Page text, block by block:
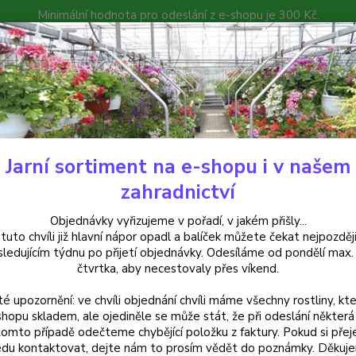
Minimální hodnota pro odeslání z e-shopu je 300 Kč.
můžete čekat nejpozději v následujícím týdnu po přijetí
Poradna Kontakty
Hledat
Bylinky a léčivky Persicaria odorata -koriandr vietnamský (Koriandr
odorata -koriandr
za kus v 3-kusovém balení
bylina
Jarní sortiment na e-shopu i v našem
zahradnictví
Objednávky vyřizujeme v pořadí, v jakém přišly...
chvíli již hlavní nápor opadl a balíček můžete čekat
týdnu po přijetí objednávky. Odesíláme od pondělí
čtvrtka, aby necestovaly přes víkend.
upozornění: ve chvíli objednání chvíli máme všechny rostliny,
skladem, ale ojediněle se může stát, že při odeslání některá
případě odečteme chybějící položku z faktury. Pokud si
kontaktovat, dejte nám to prosím vědět do poznámky.